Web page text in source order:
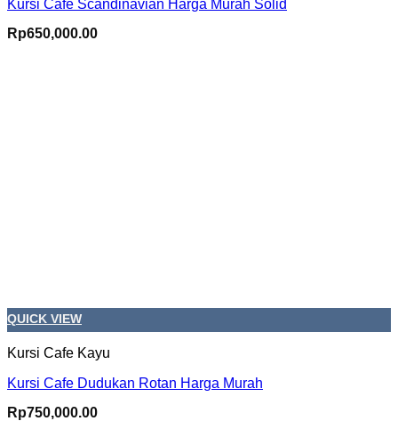
Kursi Cafe Scandinavian Harga Murah Solid
Rp650,000.00
QUICK VIEW
Kursi Cafe Kayu
Kursi Cafe Dudukan Rotan Harga Murah
Rp750,000.00